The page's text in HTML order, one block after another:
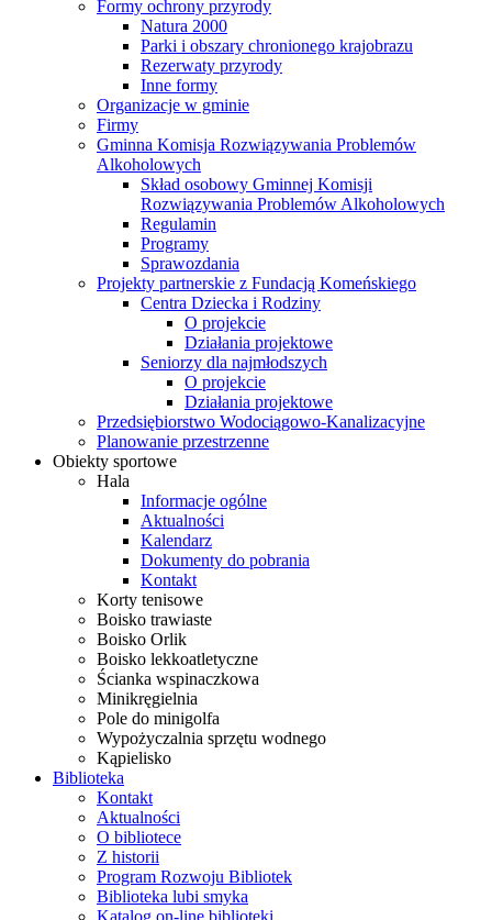
Formy ochrony przyrody
Natura 2000
Parki i obszary chronionego krajobrazu
Rezerwaty przyrody
Inne formy
Organizacje w gminie
Firmy
Gminna Komisja Rozwiązywania Problemów
Alkoholowych
Skład osobowy Gminnej Komisji
Rozwiązywania Problemów Alkoholowych
Regulamin
Programy
Sprawozdania
Projekty partnerskie z Fundacją Komeńskiego
Centra Dziecka i Rodziny
O projekcie
Działania projektowe
Seniorzy dla najmłodszych
O projekcie
Działania projektowe
Przedsiębiorstwo Wodociągowo-Kanalizacyjne
Planowanie przestrzenne
Obiekty sportowe
Hala
Informacje ogólne
Aktualności
Kalendarz
Dokumenty do pobrania
Kontakt
Korty tenisowe
Boisko trawiaste
Boisko Orlik
Boisko lekkoatletyczne
Ścianka wspinaczkowa
Minikręgielnia
Pole do minigolfa
Wypożyczalnia sprzętu wodnego
Kąpielisko
Biblioteka
Kontakt
Aktualności
O bibliotece
Z historii
Program Rozwoju Bibliotek
Biblioteka lubi smyka
Katalog on-line biblioteki